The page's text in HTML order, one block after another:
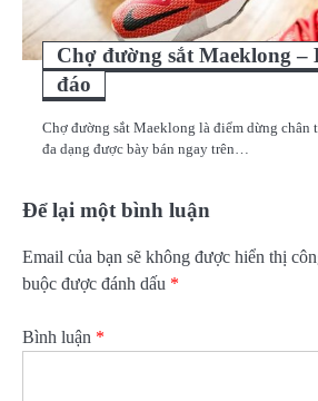
Chợ đường sắt Maeklong –
đáo
Chợ đường sắt Maeklong là điểm dừng chân
đa dạng được bày bán ngay trên…
Để lại một bình luận
Email của bạn sẽ không được hiển thị
buộc được đánh dấu *
Bình luận *